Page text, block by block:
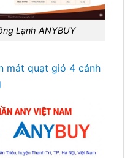
Lạnh ANYBUY
mát quạt gió 4 cánh